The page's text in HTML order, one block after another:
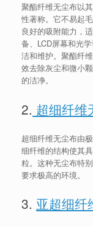
聚酯纤维无尘布以
性著称。它不易起
良好的吸附能力，
备、LCD屏幕和光
洁和维护。聚酯纤
效去除灰尘和微小
的洁净。
2. 超细纤维
超细纤维无尘布由
细纤维的结构使其
粒。这种无尘布特
要求极高的环境。
3. 亚超细纤